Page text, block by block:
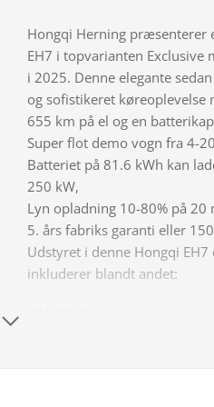
Hongqi Herning præsenterer
EH7 i topvarianten Exclusive
i 2025. Denne elegante
og sofistikeret
655 km på el og en
Super flot demo vogn fra 4-
Batteriet på 81.6 kWh kan
250 kW,
Lyn opladning 10-80% på 20
5. års fabriks garanti eller
Udstyret i denne Hongqi
inkluderer blandt andet: